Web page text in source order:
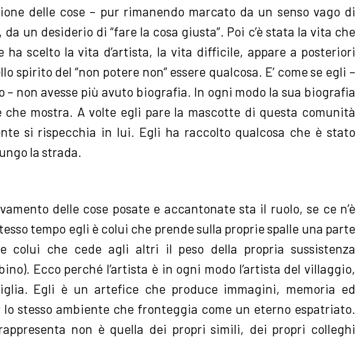
delle cose – pur rimanendo marcato da un senso vago di
da un desiderio di “fare la cosa giusta”. Poi c’è stata la vita che
ha scelto la vita d’artista, la vita difficile, appare a posteriori
spirito del “non potere non” essere qualcosa. E’ come se egli –
non avesse più avuto biografia. In ogni modo la sua biografia
mostra. A volte egli pare la mascotte di questa comunità
si rispecchia in lui. Egli ha raccolto qualcosa che è stato
la strada.
delle cose posate e accantonate sta il ruolo, se ce n’è
tempo egli è colui che prende sulla proprie spalle una parte
colui che cede agli altri il peso della propria sussistenza
Ecco perché l’artista è in ogni modo l’artista del villaggio,
Egli è un artefice che produce immagini, memoria ed
stesso ambiente che fronteggia come un eterno espatriato.
non è quella dei propri simili, dei propri colleghi